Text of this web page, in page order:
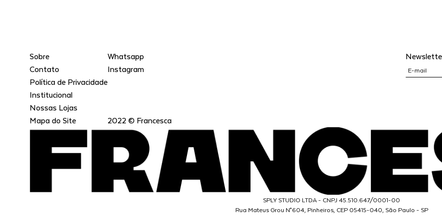
Sobre
Contato
Política de Privacidade
Institucional
Nossas Lojas
Mapa do Site
Whatsapp
Instagram
2022 © Francesca
SPLY STUDIO LTDA - CNPJ 45.510.647/0001-00
Rua Mateus Grou N°604, Pinheiros, CEP 05415-040, São Paulo - SP